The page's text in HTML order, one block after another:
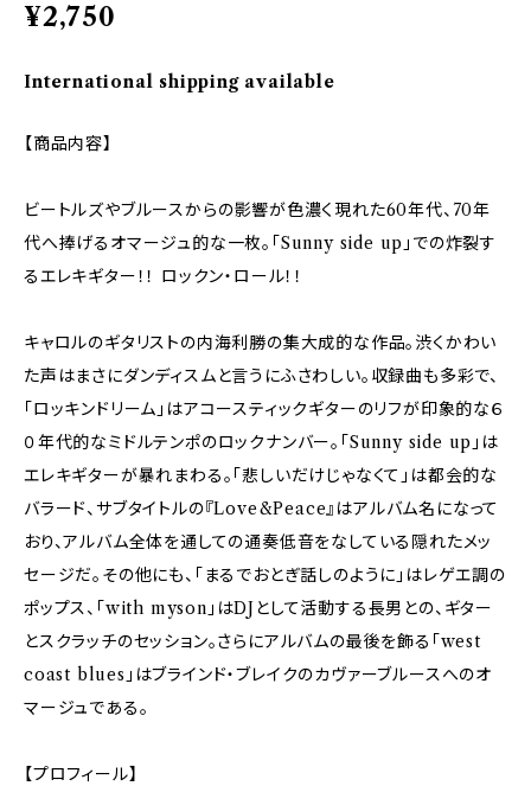
¥2,750
International shipping available
【商品内容】
ビートルズやブルースからの影響が色濃く現れた60年代、70年
代へ捧げるオマージュ的な一枚。「Sunny side up」での炸裂す
るエレキギター！！ ロックン・ロール！！
キャロルのギタリストの内海利勝の集大成的な作品。渋くかわい
た声はまさにダンディスムと言うにふさわしい。収録曲も多彩で、
「ロッキンドリーム」はアコースティックギターのリフが印象的な６
０年代的なミドルテンポのロックナンバー。「Sunny side up」は
エレキギターが暴れまわる。「悲しいだけじゃなくて」は都会的な
バラード、サブタイトルの『Love&Peace』はアルバム名になって
おり、アルバム全体を通しての通奏低音をなしている隠れたメッ
セージだ。その他にも、「まるでおとぎ話しのように」はレゲエ調の
ポップス、「with myson」はDJとして活動する長男との、ギター
とスクラッチのセッション。さらにアルバムの最後を飾る「west
coast blues」はブラインド・ブレイクのカヴァーブルースへのオ
マージュである。
【プロフィール】